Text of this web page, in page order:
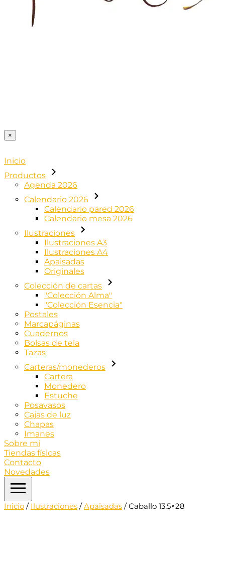
×
Inicio
Productos
Agenda 2026
Calendario 2026
Calendario pared 2026
Calendario mesa 2026
Ilustraciones
Ilustraciones A3
Ilustraciones A4
Apaisadas
Originales
Colección de cartas
"Colección Alma"
"Colección Esencia"
Postales
Marcapáginas
Cuadernos
Bolsas de tela
Tazas
Carteras/monederos
Cartera
Monedero
Estuche
Posavasos
Cajas de luz
Chapas
Imanes
Sobre mí
Tiendas físicas
Contacto
Novedades
Inicio / Ilustraciones /Apaisadas / Caballo 13,5×28